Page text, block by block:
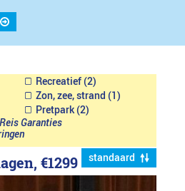
Recreatief (2)
Zon, zee, strand (1)
Pretpark (2)
Garanties
standaard
€1299